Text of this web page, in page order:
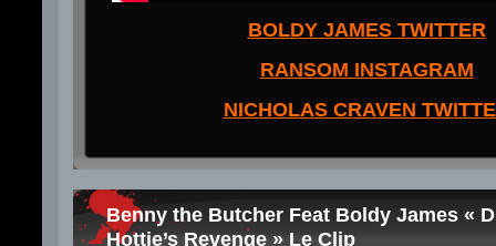
BOLDY JAMES TWITTER
RANSOM INSTAGRAM
NICHOLAS CRAVEN
Benny the Butcher Feat Boldy James «
Hottie’s Revenge » Le Clip